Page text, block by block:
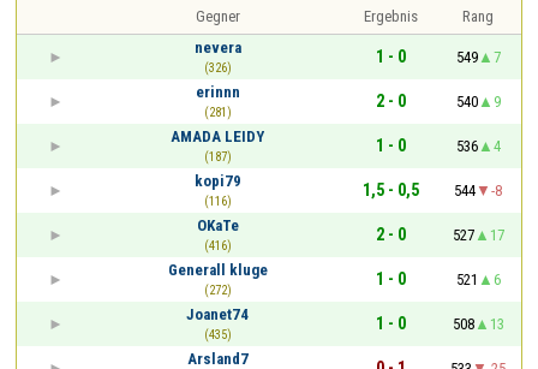
Gegner Ergebnis
Rang
nevera
(326)
1 - 0 549
7
erinnn
(281)
2 - 0 540
9
AMADA LEIDY
(187)
1 - 0 536
4
kopi79
(116)
1,5 - 0,5 544
-8
OKaTe
(416)
2 - 0 527
17
Generall kluge
(272)
1 - 0 521
6
Joanet74
(435)
1 - 0 508
13
Arsland7